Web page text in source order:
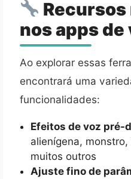
nos apps de
Ao explorar essas
encontrará uma
funcionalidades:
Efeitos de voz pré-
alienígena,
muitos outros
Ajuste fino de